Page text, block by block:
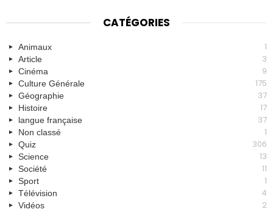
CATÉGORIES
Animaux 1
Article 3
Cinéma 9
Culture Générale 175
Géographie 37
Histoire 17
langue française 37
Non classé 1
Quiz 306
Science 13
Société 11
Sport 1
Télévision 4
Vidéos 2